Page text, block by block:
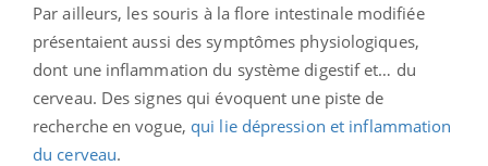
Par ailleurs, les souris à la flore intestinale modifiée
présentaient aussi des symptômes physiologiques,
dont une inflammation du système digestif et… du
cerveau. Des signes qui évoquent une piste de
recherche en vogue, qui lie dépression et inflammation
du cerveau.